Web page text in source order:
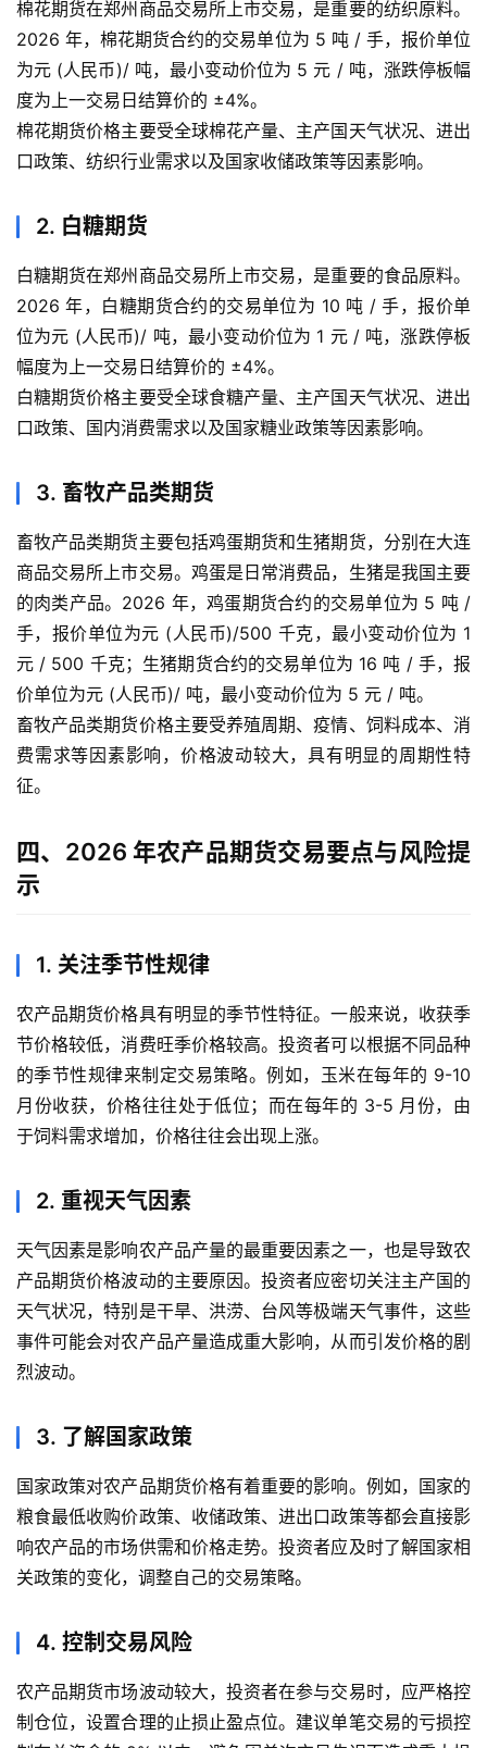
期
货
开
户
银
货
纳
指
期
货
指
货
黄
金
期
货
棉花期货在郑州商品交易所上市交易，是重要的纺织原料。
2026 年，棉花期货合约的交易单位为 5 吨 / 手，报价单位
为元 (人民币)/ 吨，最小变动价位为 5 元 / 吨，涨跌停板幅
度为上一交易日结算价的 ±4%。
棉花期货价格主要受全球棉花产量、主产国天气状况、进出
口政策、纺织行业需求以及国家收储政策等因素影响。
2. 白糖期货
白糖期货在郑州商品交易所上市交易，是重要的食品原料。
2026 年，白糖期货合约的交易单位为 10 吨 / 手，报价单
位为元 (人民币)/ 吨，最小变动价位为 1 元 / 吨，涨跌停板
幅度为上一交易日结算价的 ±4%。
白糖期货价格主要受全球食糖产量、主产国天气状况、进出
口政策、国内消费需求以及国家糖业政策等因素影响。
3. 畜牧产品类期货
畜牧产品类期货主要包括鸡蛋期货和生猪期货，分别在大连
商品交易所上市交易。鸡蛋是日常消费品，生猪是我国主要
的肉类产品。2026 年，鸡蛋期货合约的交易单位为 5 吨 /
手，报价单位为元 (人民币)/500 千克，最小变动价位为 1
元 / 500 千克；生猪期货合约的交易单位为 16 吨 / 手，报
价单位为元 (人民币)/ 吨，最小变动价位为 5 元 / 吨。
畜牧产品类期货价格主要受养殖周期、疫情、饲料成本、消
费需求等因素影响，价格波动较大，具有明显的周期性特
征。
四、2026 年农产品期货交易要点与风险提
示
1. 关注季节性规律
农产品期货价格具有明显的季节性特征。一般来说，收获季
节价格较低，消费旺季价格较高。投资者可以根据不同品种
的季节性规律来制定交易策略。例如，玉米在每年的 9-10
月份收获，价格往往处于低位；而在每年的 3-5 月份，由
于饲料需求增加，价格往往会出现上涨。
2. 重视天气因素
天气因素是影响农产品产量的最重要因素之一，也是导致农
产品期货价格波动的主要原因。投资者应密切关注主产国的
天气状况，特别是干旱、洪涝、台风等极端天气事件，这些
事件可能会对农产品产量造成重大影响，从而引发价格的剧
烈波动。
3. 了解国家政策
国家政策对农产品期货价格有着重要的影响。例如，国家的
粮食最低收购价政策、收储政策、进出口政策等都会直接影
响农产品的市场供需和价格走势。投资者应及时了解国家相
关政策的变化，调整自己的交易策略。
4. 控制交易风险
农产品期货市场波动较大，投资者在参与交易时，应严格控
制仓位，设置合理的止损止盈点位。建议单笔交易的亏损控